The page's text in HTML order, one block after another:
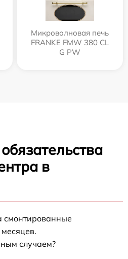
Микроволновая печь
FRANKE FMW 380 CL
G PW
в
смонтированные
случаем?